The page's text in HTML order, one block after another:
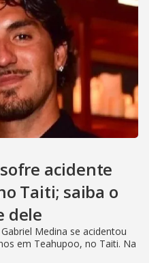
acidente
Taiti; saiba o
dele
Medina se acidentou
em Teahupoo, no Taiti. Na